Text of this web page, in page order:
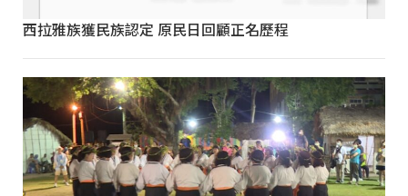
西拉雅族獲民族認定 原民日回顧正名歷程